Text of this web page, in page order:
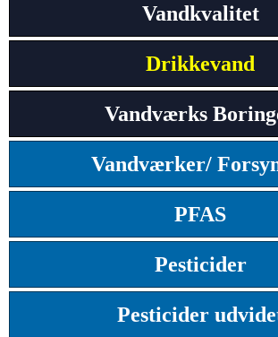
Vandkvalitet
Drikkevand
Vandværks
Vandværker/
PFAS
Pesticider
Pesticider